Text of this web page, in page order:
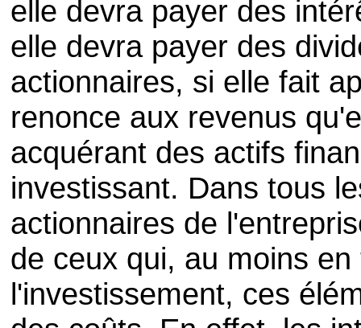
elle devra payer des
elle devra payer des
actionnaires, si elle fait
renonce aux revenus
acquérant des actifs
investissant. Dans tous
actionnaires de
de ceux qui, au moins
l'investissement, ces